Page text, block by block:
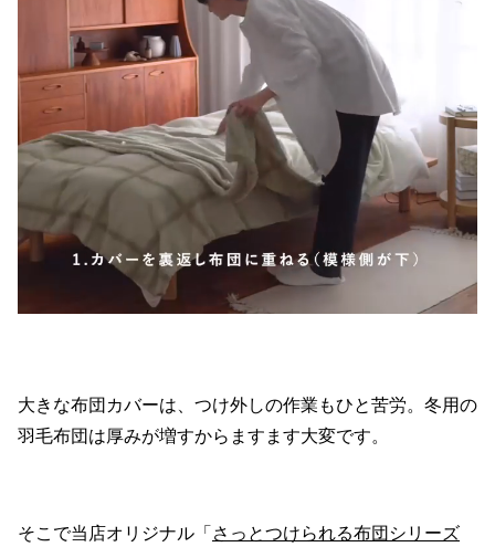
大きな布団カバーは、つけ外しの作業もひと苦労。冬用の
羽毛布団は厚みが増すからますます大変です。
そこで当店オリジナル「さっとつけられる布団シリーズ